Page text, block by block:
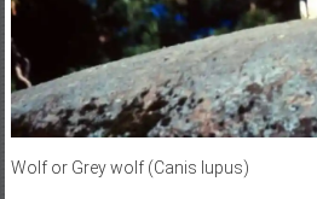
Wolf or Grey wolf (Canis lupus)